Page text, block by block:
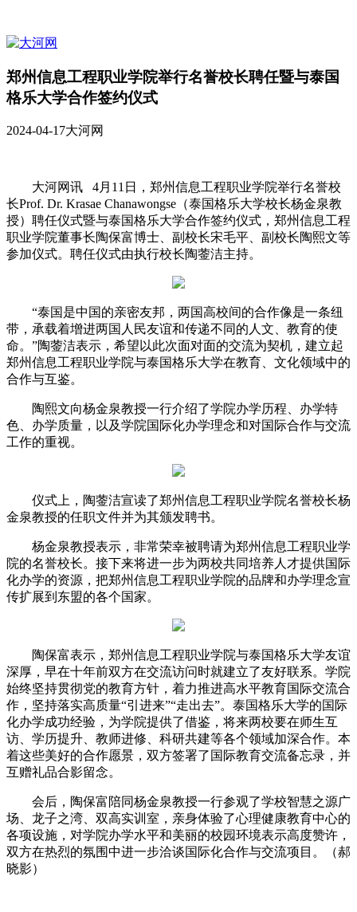
郑州信息工程职业学院举行名誉校长聘任暨与泰国
格乐大学合作签约仪式
2024-04-17大河网
大河网讯 4月11日，郑州信息工程职业学院举行名誉校
长Prof. Dr. Krasae Chanawongse（泰国格乐大学校长杨金泉教
授）聘任仪式暨与泰国格乐大学合作签约仪式，郑州信息工程
职业学院董事长陶保富博士、副校长宋毛平、副校长陶熙文等
参加仪式。聘任仪式由执行校长陶蓥洁主持。
“泰国是中国的亲密友邦，两国高校间的合作像是一条纽
带，承载着增进两国人民友谊和传递不同的人文、教育的使
命。”陶蓥洁表示，希望以此次面对面的交流为契机，建立起
郑州信息工程职业学院与泰国格乐大学在教育、文化领域中的
合作与互鉴。
陶熙文向杨金泉教授一行介绍了学院办学历程、办学特
色、办学质量，以及学院国际化办学理念和对国际合作与交流
工作的重视。
仪式上，陶蓥洁宣读了郑州信息工程职业学院名誉校长杨
金泉教授的任职文件并为其颁发聘书。
杨金泉教授表示，非常荣幸被聘请为郑州信息工程职业学
院的名誉校长。接下来将进一步为两校共同培养人才提供国际
化办学的资源，把郑州信息工程职业学院的品牌和办学理念宣
传扩展到东盟的各个国家。
陶保富表示，郑州信息工程职业学院与泰国格乐大学友谊
深厚，早在十年前双方在交流访问时就建立了友好联系。学院
始终坚持贯彻党的教育方针，着力推进高水平教育国际交流合
作，坚持落实高质量“引进来”“走出去”。泰国格乐大学的国际
化办学成功经验，为学院提供了借鉴，将来两校要在师生互
访、学历提升、教师进修、科研共建等各个领域加深合作。本
着这些美好的合作愿景，双方签署了国际教育交流备忘录，并
互赠礼品合影留念。
会后，陶保富陪同杨金泉教授一行参观了学校智慧之源广
场、龙子之湾、双高实训室，亲身体验了心理健康教育中心的
各项设施，对学院办学水平和美丽的校园环境表示高度赞许，
双方在热烈的氛围中进一步洽谈国际化合作与交流项目。（郝
晓影）